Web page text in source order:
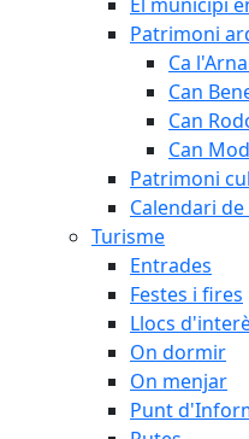
Patrimoni
Ca
Can
Can
Can
Patrimoni
Calendari
Turisme
Entrades
Festes i fires
Llocs
On dormir
On menjar
Punt